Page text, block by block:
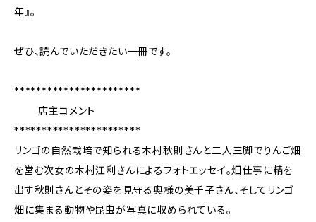
年』。
ぜひ、読んでいただきたい一冊です。
***********************
店主コメント
***********************
リンゴの自然栽培で知られる木村秋則さんと二人三脚でりんご畑
を営む次女の木村江利さんによるフォトエッセイ。畑仕事に精を
出す秋則さんとその姿を見守る奥様の美千子さん、そしてリンゴ
畑に集まる動物や昆虫が写真に収められている。